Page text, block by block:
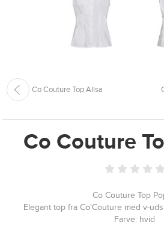
Co Couture Top Alisa
Co Couture
Co Couture Top
Elegant top fra Co'Couture med v-
Farve: hvid